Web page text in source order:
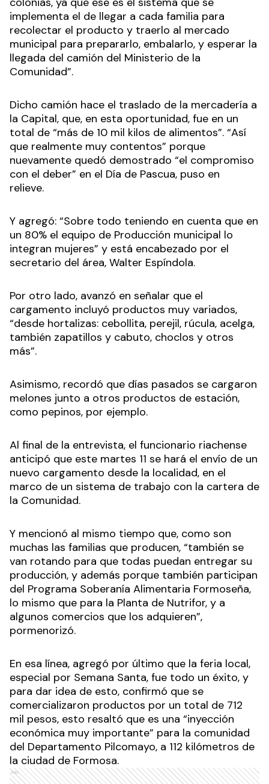
implementa el de llegar a cada familia para
recolectar el producto y traerlo al mercado
municipal para prepararlo, embalarlo, y esperar la
llegada del camión del Ministerio de la
Comunidad”.
Dicho camión hace el traslado de la mercadería a
la Capital, que, en esta oportunidad, fue en un
total de “más de 10 mil kilos de alimentos”. “Así
que realmente muy contentos” porque
nuevamente quedó demostrado “el compromiso
con el deber” en el Día de Pascua, puso en
relieve.
Y agregó: “Sobre todo teniendo en cuenta que en
un 80% el equipo de Producción municipal lo
integran mujeres” y está encabezado por el
secretario del área, Walter Espíndola.
Por otro lado, avanzó en señalar que el
cargamento incluyó productos muy variados,
“desde hortalizas: cebollita, perejil, rúcula, acelga,
también zapatillos y cabuto, choclos y otros
más”.
Asimismo, recordó que días pasados se cargaron
melones junto a otros productos de estación,
como pepinos, por ejemplo.
Al final de la entrevista, el funcionario riachense
anticipó que este martes 11 se hará el envío de un
nuevo cargamento desde la localidad, en el
marco de un sistema de trabajo con la cartera de
la Comunidad.
Y mencionó al mismo tiempo que, como son
muchas las familias que producen, “también se
van rotando para que todas puedan entregar su
producción, y además porque también participan
del Programa Soberanía Alimentaria Formoseña,
lo mismo que para la Planta de Nutrifor, y a
algunos comercios que los adquieren”,
pormenorizó.
En esa línea, agregó por último que la feria local,
especial por Semana Santa, fue todo un éxito, y
para dar idea de esto, confirmó que se
comercializaron productos por un total de 712
mil pesos, esto resaltó que es una “inyección
económica muy importante” para la comunidad
del Departamento Pilcomayo, a 112 kilómetros de
la ciudad de Formosa.
Ads